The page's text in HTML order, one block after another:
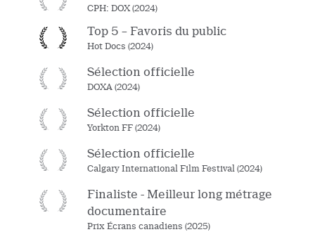
CPH: DOX (2024)
Top 5 – Favoris du public
Hot Docs (2024)
Sélection officielle
DOXA (2024)
Sélection officielle
Yorkton FF (2024)
Sélection officielle
Calgary International Film Festival (2024)
Finaliste - Meilleur long métrage
documentaire
Prix Écrans canadiens (2025)